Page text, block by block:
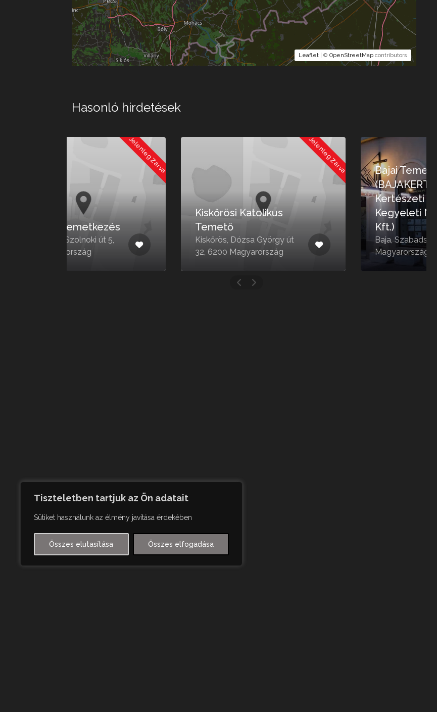
Tiszteletben tartjuk az Ön adatait
Sütiket használunk az élmény javítása érdekében
Összes elutasítása Összes elfogadása
Leaflet| © OpenStreetMapcontributors
Hasonló hirdetések
Jelenleg Zárva
Kiskőrösi Katolikus
Temető
Kiskőrös, Dózsa György út
32, 6200 Magyarország
Jelenleg Zárva
Bajai Temetkezés
(BAJAKERT Bajai
Kertészeti és
Kegyeleti Nonprofit
Baja, Szabadság út 6, 6500
Magyarország